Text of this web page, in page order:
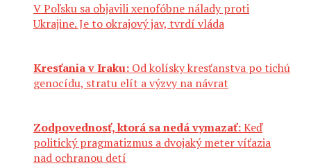
V Poľsku sa objavili xenofóbne nálady proti
Ukrajine. Je to okrajový jav, tvrdí vláda
Kresťania v Iraku: Od kolísky kresťanstva po tichú
genocídu, stratu elít a výzvy na návrat
Zodpovednosť, ktorá sa nedá vymazať:Keď
politický pragmatizmus a dvojaký meter víťazia
nad ochranou detí